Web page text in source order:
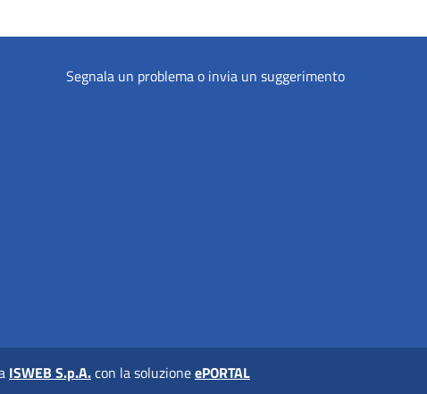
Segnala un problema o invia un suggerimento
ISWEB S.p.A.con la soluzioneePORTAL